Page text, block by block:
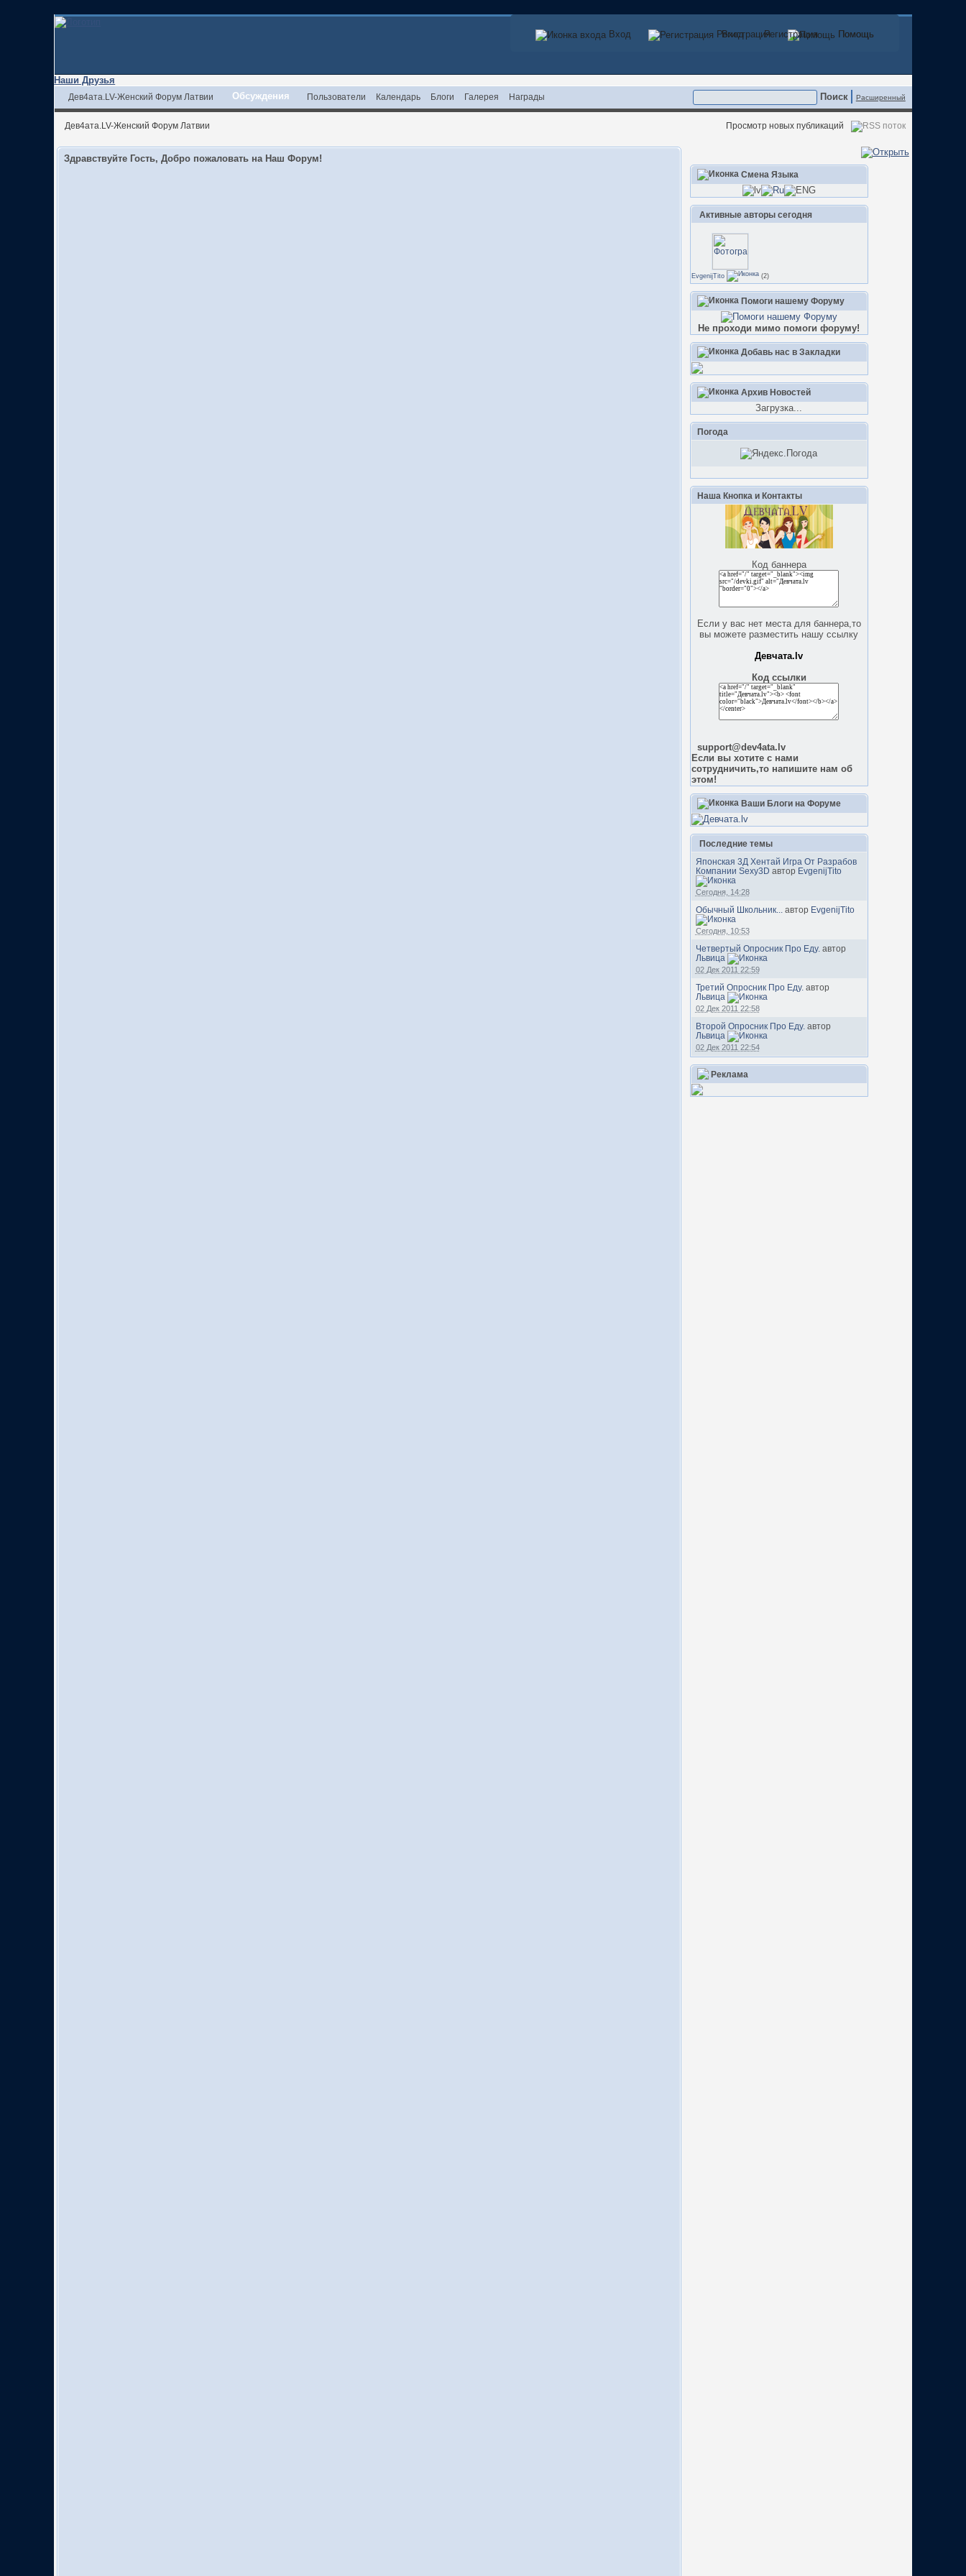
Вход Регистрация Помощь
Вход Регистрация Помощь
Наши Друзья
Расширенный
Дев4ата.LV-Женский Форум Латвии Обсуждения Пользователи Календарь Блоги Галерея Награды
Дев4ата.LV-Женский Форум Латвии Просмотр новых публикаций
Смена Языка
Активные авторы сегодня
EvgenijTito (2)
Помоги нашему Форуму
Не проходи мимо помоги форуму!
Добавь нас в Закладки
Архив Новостей
Загрузка...
Погода
Наша Кнопка и Контакты
Код баннера
Если у вас нет места для баннера,то
вы можете разместить нашу ссылку
Девчата.lv
Код ссылки
support@dev4ata.lv
Если вы хотите с нами
сотрудничить,то напишите нам об
этом!
Ваши Блоги на Форуме
Последние темы
Японская 3Д Хентай Игра От Разрабов
Компании Sexy3D автор EvgenijTito
Сегодня, 14:28
Обычный Школьник... автор EvgenijTito
Сегодня, 10:53
Четвертый Опросник Про Еду. автор
Львица
02 Дек 2011 22:59
Третий Опросник Про Еду. автор
Львица
02 Дек 2011 22:58
Второй Опросник Про Еду. автор
Львица
02 Дек 2011 22:54
Реклама
Здравствуйте Гость, Добро пожаловать на Наш Форум!